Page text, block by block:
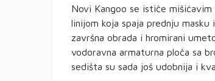
Novi Kangoo se ističe
linijom koja spaja prednju masku
završna obrada i hromirani
vodoravna armaturna ploča sa
sedišta su sada još udobnija i